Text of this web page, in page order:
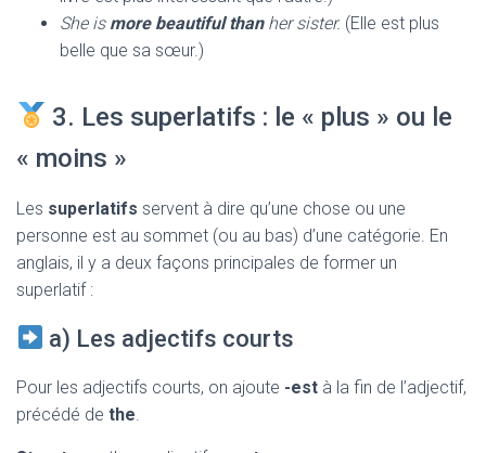
She is more beautiful thanher sister. (Elle est plus
belle que sa sœur.)
3. Les superlatifs : le « plus » ou le
« moins »
Les superlatifs servent à dire qu’une chose ou une
personne est au sommet (ou au bas) d’une catégorie. En
anglais, il y a deux façons principales de former un
superlatif :
a) Les adjectifs courts
Pour les adjectifs courts, on ajoute -est à la fin de l’adjectif,
précédé de the.